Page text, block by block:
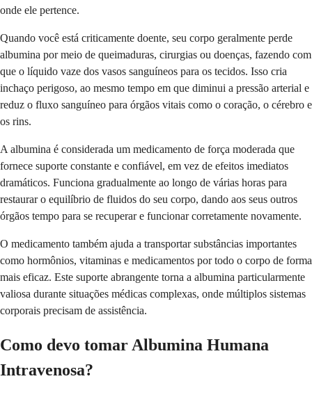
onde ele pertence.
Quando você está criticamente doente, seu corpo geralmente perde
albumina por meio de queimaduras, cirurgias ou doenças, fazendo com
que o líquido vaze dos vasos sanguíneos para os tecidos. Isso cria
inchaço perigoso, ao mesmo tempo em que diminui a pressão arterial e
reduz o fluxo sanguíneo para órgãos vitais como o coração, o cérebro e
os rins.
A albumina é considerada um medicamento de força moderada que
fornece suporte constante e confiável, em vez de efeitos imediatos
dramáticos. Funciona gradualmente ao longo de várias horas para
restaurar o equilíbrio de fluidos do seu corpo, dando aos seus outros
órgãos tempo para se recuperar e funcionar corretamente novamente.
O medicamento também ajuda a transportar substâncias importantes
como hormônios, vitaminas e medicamentos por todo o corpo de forma
mais eficaz. Este suporte abrangente torna a albumina particularmente
valiosa durante situações médicas complexas, onde múltiplos sistemas
corporais precisam de assistência.
Como devo tomar Albumina Humana
Intravenosa?